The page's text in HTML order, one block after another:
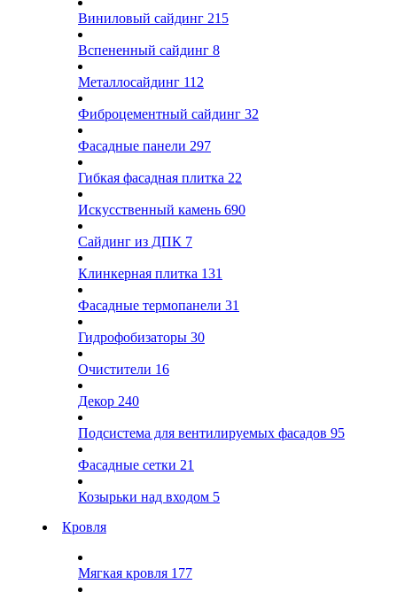
Виниловый сайдинг 215
Вспененный сайдинг 8
Металлосайдинг 112
Фиброцементный сайдинг 32
Фасадные панели 297
Гибкая фасадная плитка 22
Искусственный камень 690
Сайдинг из ДПК 7
Клинкерная плитка 131
Фасадные термопанели 31
Гидрофобизаторы 30
Очистители 16
Декор 240
Подсистема для вентилируемых фасадов 95
Фасадные сетки 21
Козырьки над входом 5
Кровля
Мягкая кровля 177